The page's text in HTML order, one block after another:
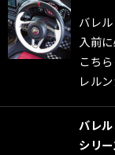
バレ
入前
こち
レル
バレ
シリ